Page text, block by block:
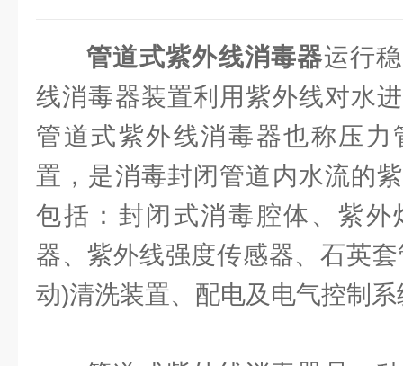
管道式紫外线消毒器运行
线消毒器装置利用紫外线对水
管道式紫外线消毒器也称压
置，是消毒封闭管道内水流的
包括：封闭式消毒腔体、紫外
器、紫外线强度传感器、石英
动)清洗装置、配电及电气控制